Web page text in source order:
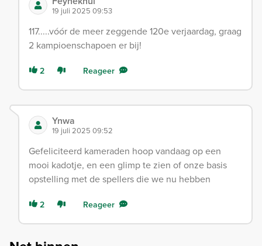
19 juli 2025 09:53
117.....vóór de meer zeggende 120e verjaardag, graag
2 kampioenschapoen er bij!
2 Reageer
Ynwa
19 juli 2025 09:52
Gefeliciteerd kameraden hoop vandaag op een
mooi kadotje, en een glimp te zien of onze basis
opstelling met de spellers die we nu hebben
2 Reageer